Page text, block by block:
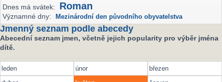
Dnes má svátek: Roman
Významné dny: Mezinárodní den původního obyvatelstva
Jmenný seznam podle abecedy
Abecední seznam jmen, včetně jejich popularity pro výběr jména
dítě.
leden únor
březen